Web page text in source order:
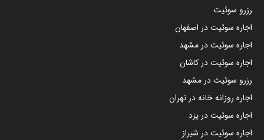
رزرو سوئیت
اجاره سوئیت در اصفهان
اجاره سوئیت در مشهد
اجاره سوئیت در کاشان
رزرو سوئیت در مشهد
اجاره روزانه خانه در تهران
اجاره سوئیت در یزد
اجاره سوئیت در شیراز